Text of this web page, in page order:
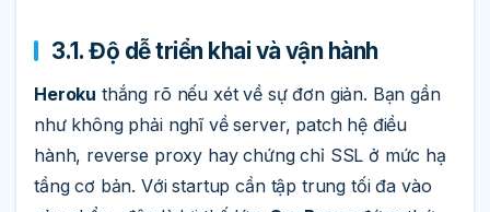
3.1. Độ dễ triển khai và vận hành
Heroku thắng rõ nếu xét về sự đơn giản. Bạn gần
như không phải nghĩ về server, patch hệ điều
hành, reverse proxy hay chứng chỉ SSL ở mức hạ
tầng cơ bản. Với startup cần tập trung tối đa vào